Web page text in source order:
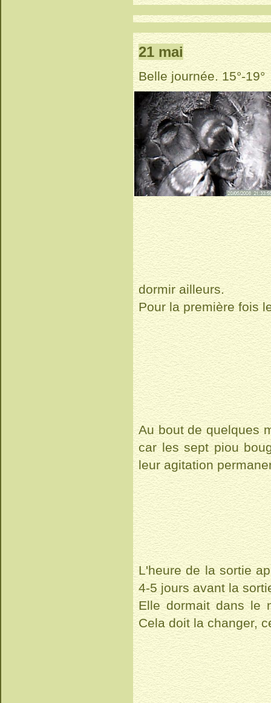
21 mai
Belle journée. 15°-19°
dormir ailleurs.
Pour la première fois
Au bout de quelques
car les sept piou
leur agitation
L'heure de la sortie
4-5 jours avant la
Elle dormait dans le
Cela doit la changer,